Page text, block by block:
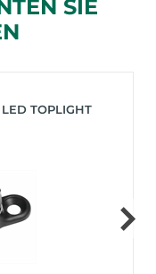
SIE
TOPLIGHT